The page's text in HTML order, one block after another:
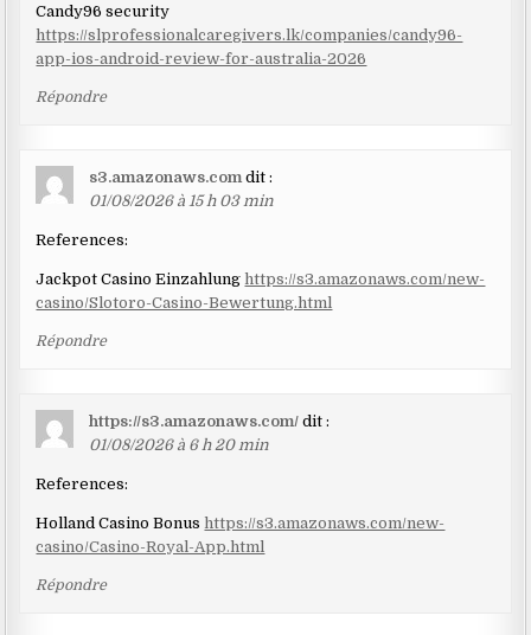
Candy96 security
https://slprofessionalcaregivers.lk/companies/candy96-
app-ios-android-review-for-australia-2026
Répondre
s3.amazonaws.com dit :
01/08/2026 à 15 h 03 min
References:
Jackpot Casino Einzahlunghttps://s3.amazonaws.com/new-
casino/Slotoro-Casino-Bewertung.html
Répondre
https://s3.amazonaws.com/ dit :
01/08/2026 à 6 h 20 min
References:
Holland Casino Bonus https://s3.amazonaws.com/new-
casino/Casino-Royal-App.html
Répondre